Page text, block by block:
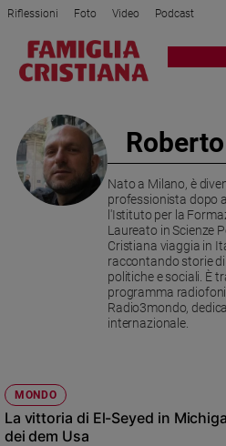
Attualità
Cronaca
Politica
Mondo
Economia
Chiesa
Chiesa
Riflessioni Foto Video Podcast
Privacy Policy Chi siamo
Registrati Redazione
Nato a Milano, è
professionista dopo
l'Istituto per la
Laureato in Scienze
Cristiana viaggia in
raccontando storie
politiche e sociali. È
programma
Radio3mondo,
internazionale.
MONDO
La vittoria di El-Seyed in
dei dem Usa